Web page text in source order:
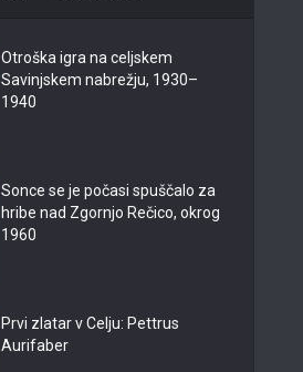
Otroška igra na celjskem
Savinjskem nabrežju, 1930–
1940
Sonce se je počasi spuščalo za
hribe nad Zgornjo Rečico, okrog
1960
Prvi zlatar v Celju: Pettrus
Aurifaber